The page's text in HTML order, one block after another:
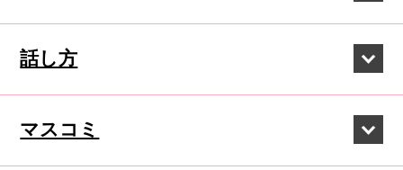
話し方
マスコミ